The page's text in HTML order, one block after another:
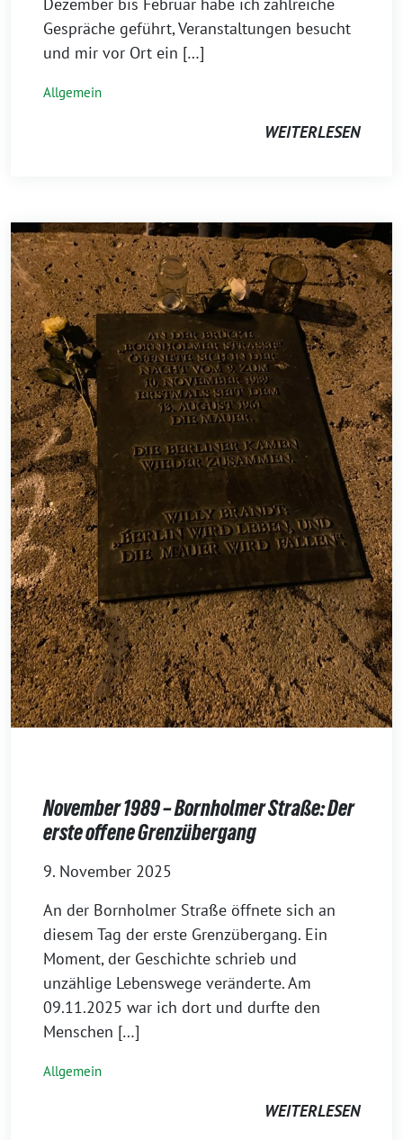
Gespräche geführt, Veranstaltungen besucht
und mir vor Ort ein […]
Allgemein
WEITERLESEN
November 1989 – Bornholmer Straße: Der
erste offene Grenzübergang
9. November 2025
An der Bornholmer Straße öffnete sich an
diesem Tag der erste Grenzübergang. Ein
Moment, der Geschichte schrieb und
unzählige Lebenswege veränderte. Am
09.11.2025 war ich dort und durfte den
Menschen […]
Allgemein
WEITERLESEN